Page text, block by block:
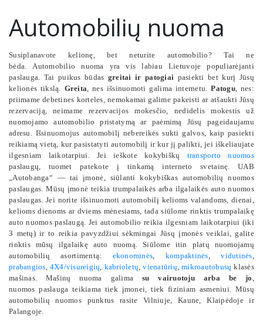
Automobilių nuoma
Susiplanavote kelionę, bet neturite automobilio? Tai ne
bėda. Automobilio nuoma yra vis labiau Lietuvoje populiarėjanti
paslauga. Tai puikus būdas greitai ir patogiai pasiekti bet kurį Jūsų
kelionės tikslą. Greita , nes išsinuomoti galima internetu.Patogu, nes:
priimame debetines korteles, nemokamai galime pakeisti ar atšaukti Jūsų
rezervaciją, neimame rezervacijos mokesčio, nedidelis mokestis už
nuomojamo automobilio pristatymą ar paėmimą Jūsų pageidaujamu
adresu. Išsinuomojus automobilį nebereikės sukti galvos, kaip pasiekti
reikiamą vietą, kur pasistatyti automobilį ir kur jį palikti, jei iškeliaujate
ilgesniam laikotarpiui. Jei ieškote kokybiškų transporto nuomos
paslaugų, tuomet patekote į tinkamą interneto svetainę. UAB
„Autobanga“ — tai įmonė, siūlanti kokybiškas automobilių nuomos
paslaugas. Mūsų įmonė teikia trumpalaikės arba ilgalaikės auto nuomos
paslaugas. Jei norite išsinuomoti automobilį kelioms valandoms, dienai,
kelioms dienoms ar dviems mėnesiams, tada siūlome rinktis trumpalaikę
auto nuomos paslaugą. Jei automobilio reikia ilgesniam laikotarpiui (iki
3 metų) ir to reikia pavyzdžiui sėkmingai Jūsų įmonės veiklai, galite
rinktis mūsų ilgalaikę auto nuomą. Siūlome itin platų nuomojamų
automobilių asortimentą: ekonominės kompaktinės ,vidutinės
prabangios 4X4/visureigių kabrioletų ,vienatūrių ,mikroautobusų klasės
mašinas. Mašinų nuoma galimasu vairuotoju arba be jo
nuomos paslauga teikiama tiek įmonei, tiek fiziniam asmeniui. Mūsų
automobilių nuomos punktus rasite Vilniuje, Kaune, Klaipėdoje ir
Palangoje.